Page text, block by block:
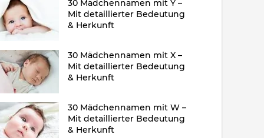
30 Mädchennamen mit Y –
Mit detaillierter Bedeutung
& Herkunft
30 Mädchennamen mit X –
Mit detaillierter Bedeutung
& Herkunft
30 Mädchennamen mit W –
Mit detaillierter Bedeutung
& Herkunft